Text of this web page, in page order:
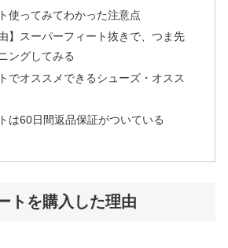
使ってみてわかった注意点
】スーパーフィート抜きで、つま先
ングしてみる
でオススメできるシューズ・オスス
は60日間返品保証がついている
トを購入した理由